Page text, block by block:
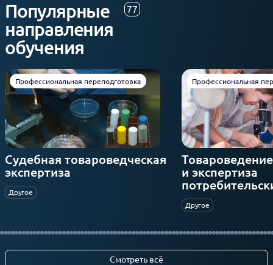
Популярные
направления
обучения
77
Профессиональная переподготовка
Судебная товароведческая
экспертиза
Другое
Профессиональная
Товароведение
и экспертиза
Другое
Смотреть всё